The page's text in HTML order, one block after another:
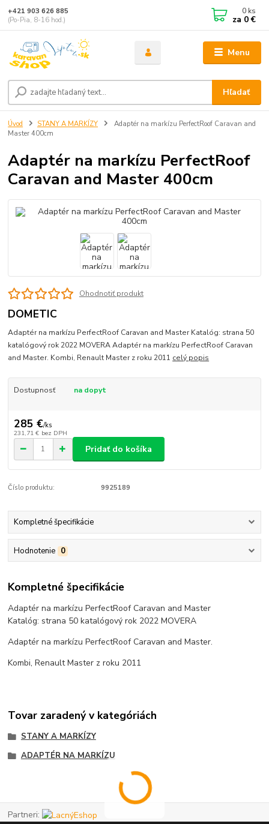
Menu
Hľadať
+421 903 626 885
(Po-Pia, 8-16 hod.)
0 ks
za 0 €
Úvod STANY A MARKÍZY
Adaptér na markízu PerfectRoof Caravan and
Master 400cm
Adaptér na markízu PerfectRoof
Caravan and Master 400cm
Ohodnotiť produkt
DOMETIC
Adaptér na markízu PerfectRoof Caravan and Master Katalóg: strana 50
katalógový rok 2022 MOVERA Adaptér na markízu PerfectRoof Caravan
and Master. Kombi, Renault Master z roku 2011 celý popis
Dostupnosť na dopyt
285 €/ks
231,71 € bez DPH
Pridať do košíka
Číslo produktu: 9925189
Kompletné špecifikácie
Hodnotenie 0
Kompletné špecifikácie
Adaptér na markízu PerfectRoof Caravan and Master
Katalóg: strana 50 katalógový rok 2022 MOVERA
Adaptér na markízu PerfectRoof Caravan and Master.
Kombi, Renault Master z roku 2011
Tovar zaradený v kategóriách
STANY A MARKÍZY
ADAPTÉR NA MARKÍZU
Partneri: